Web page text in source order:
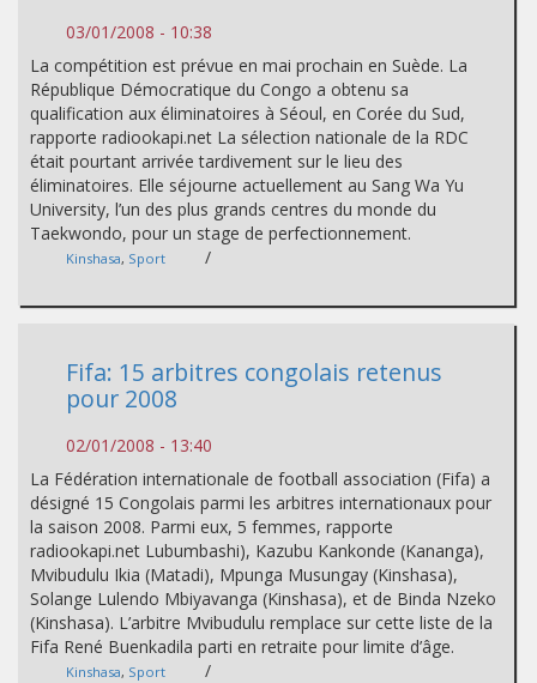
03/01/2008 - 10:38
La compétition est prévue en mai prochain en Suède. La
République Démocratique du Congo a obtenu sa
qualification aux éliminatoires à Séoul, en Corée du Sud,
rapporte radiookapi.net La sélection nationale de la RDC
était pourtant arrivée tardivement sur le lieu des
éliminatoires. Elle séjourne actuellement au Sang Wa Yu
University, l’un des plus grands centres du monde du
Taekwondo, pour un stage de perfectionnement.
Kinshasa, Sport /
Fifa: 15 arbitres congolais retenus
pour 2008
02/01/2008 - 13:40
La Fédération internationale de football association (Fifa) a
désigné 15 Congolais parmi les arbitres internationaux pour
la saison 2008. Parmi eux, 5 femmes, rapporte
radiookapi.net Lubumbashi), Kazubu Kankonde (Kananga),
Mvibudulu Ikia (Matadi), Mpunga Musungay (Kinshasa),
Solange Lulendo Mbiyavanga (Kinshasa), et de Binda Nzeko
(Kinshasa). L’arbitre Mvibudulu remplace sur cette liste de la
Fifa René Buenkadila parti en retraite pour limite d’âge.
Kinshasa, Sport /